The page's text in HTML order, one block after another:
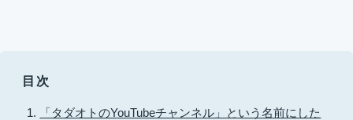
目次
「タダオトのYouTubeチャンネル」という名前にした